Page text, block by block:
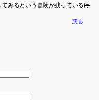
みるという冒険が残っているけ
戻る